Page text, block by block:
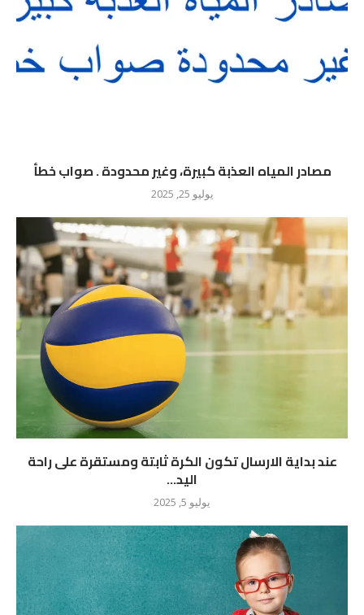
مصادر المياه العذبة كبيرة، وغير محدودة . صواب خطأ
يوليو 25, 2025
عند بداية الارسال تكون الكرة ثابتة ومستقرة على راحة
اليد...
يوليو 5, 2025